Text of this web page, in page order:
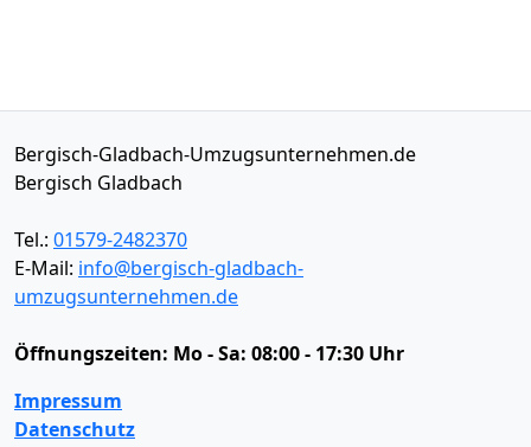
Bergisch-Gladbach-Umzugsunternehmen.de
Bergisch Gladbach
Tel.: 01579-2482370
E-Mail: info@bergisch-gladbach-
umzugsunternehmen.de
Öffnungszeiten: Mo - Sa: 08:00 - 17:30 Uhr
Impressum
Datenschutz